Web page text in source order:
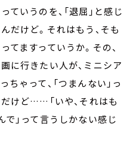
いうのを、「退屈」と感じ
だけど。それはもう、そも
ますっていうか。その、
に行きたい人が、ミニシア
ゃって、「つまんない」っ
けど……「いや、それはも
で」って言うしかない感じ